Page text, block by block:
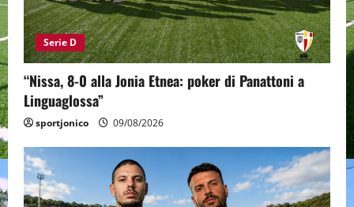
Serie D
“Nissa, 8-0 alla Jonia Etnea: poker di Panattoni a
Linguaglossa”
sportjonico 09/08/2026